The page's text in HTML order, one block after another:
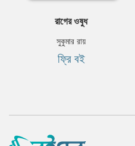
রাগের ওষুধ
সুকুমার রায়
ফ্রি বই